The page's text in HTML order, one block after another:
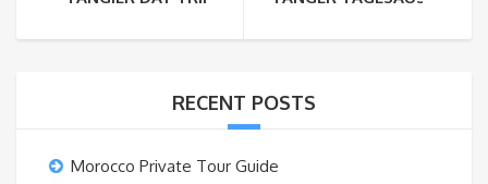
RECENT POSTS
Morocco Private Tour Guide